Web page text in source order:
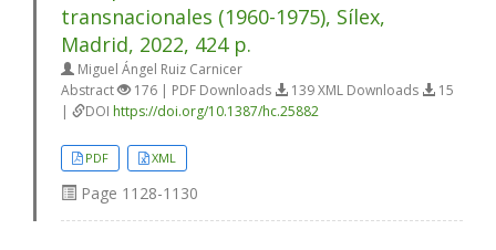
transnacionales (1960-1975), Sílex,
Madrid, 2022, 424 p.
Miguel Ángel Ruiz Carnicer
Abstract
176 | PDF Downloads 139 XML Downloads
15
|
DOI https://doi.org/10.1387/hc.25882
PDF XML
Page 1128-1130